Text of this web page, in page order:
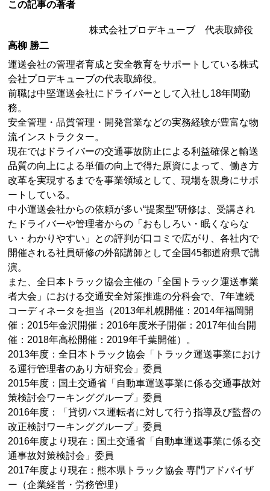
この記事の著者
株式会社プロデキューブ 代表取締役
高柳 勝二
運送会社の管理者育成と安全教育をサポートしている株式
会社プロデキューブの代表取締役。
前職は中堅運送会社にドライバーとして入社し18年間勤
務。
安全管理・品質管理・開発営業などの実務経験が豊富な物
流インストラクター。
現在ではドライバーの交通事故防止による利益確保と輸送
品質の向上による単価の向上で得た原資によって、働き方
改革を実現するまでを事業領域として、現場を親身にサポ
ートしている。
中小運送会社からの依頼が多い“提案型”研修は、受講され
たドライバーや管理者からの「おもしろい・眠くならな
い・わかりやすい」との評判が口コミで広がり、各社内で
開催される社員研修の外部講師として全国45都道府県で講
演。
また、全日本トラック協会主催の「全国トラック運送事業
者大会」における交通安全対策推進の分科会で、7年連続
コーディネータを担当（2013年札幌開催：2014年福岡開
催：2015年金沢開催：2016年度米子開催：2017年仙台開
催：2018年高松開催：2019年千葉開催）。
2013年度：全日本トラック協会「トラック運送事業におけ
る運行管理者のあり方研究会」委員
2015年度：国土交通省「自動車運送事業に係る交通事故対
策検討会ワーキンググループ」委員
2016年度：「貸切バス運転者に対して行う指導及び監督の
改正検討ワーキンググループ」委員
2016年度より現在：国土交通省「自動車運送事業に係る交
通事故対策検討会」委員
2017年度より現在：熊本県トラック協会 専門アドバイザ
ー（企業経営・労務管理）